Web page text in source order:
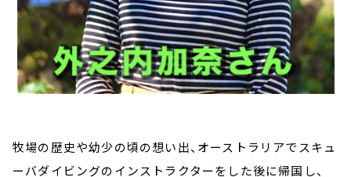
牧場の歴史や幼少の頃の想い出、オーストラリアでスキュ
ーバダイビングのインストラクターをした後に帰国し、